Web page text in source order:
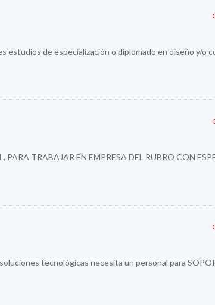
estudios de especialización o diplomado en diseño y/o
TRABAJAR EN EMPRESA DEL RUBRO CON
tecnológicas necesita un personal para